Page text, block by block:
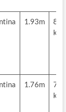
1.93m
83
kg
1.76m
77
kg